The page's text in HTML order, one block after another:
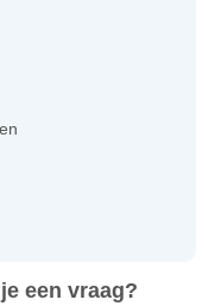
een vraag?